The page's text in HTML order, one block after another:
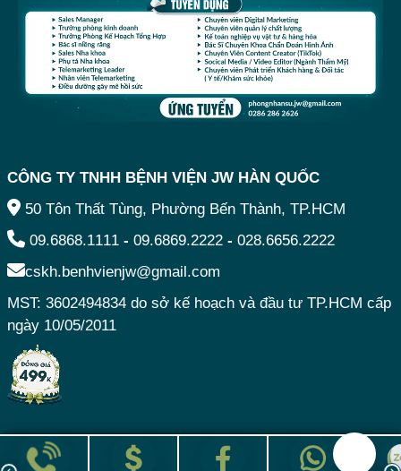
CÔNG TY TNHH BỆNH VIỆN JW HÀN QUỐC
50 Tôn Thất Tùng, Phường Bến Thành, TP.HCM
09.6868.1111 - 09.6869.2222 - 028.6656.2222
cskh.benhvienjw@gmail.com
MST: 3602494834 do sở kế hoạch và đầu tư TP.HCM cấp
ngày 10/05/2011